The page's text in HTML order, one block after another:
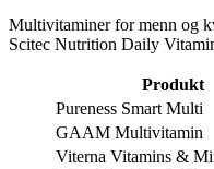
Multivitaminer for menn og
Scitec Nutrition Daily
Produkt
Pureness Smart Multi
GAAM Multivitamin
Viterna Vitamins &